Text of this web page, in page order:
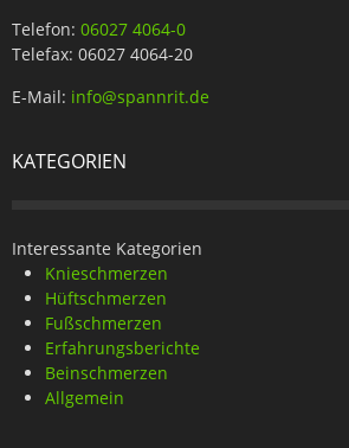
Telefon: 06027 4064-0
Telefax: 06027 4064-20
E-Mail: info@spannrit.de
KATEGORIEN
Interessante Kategorien
Knieschmerzen
Hüftschmerzen
Fußschmerzen
Erfahrungsberichte
Beinschmerzen
Allgemein